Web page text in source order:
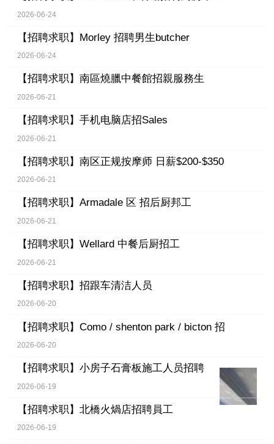
2026-06-24
【招聘求职】 Morley 招聘男生butcher
2026-06-24
【招聘求职】 南區燒臘中餐館招親服務生
2026-06-21
【招聘求职】 手机电脑店招Sales
2026-06-21
【招聘求职】 南区正规按摩师 日薪$200-$350
2026-06-21
【招聘求职】 Armadale 区 招后厨邦工
2026-06-21
【招聘求职】 Wellard 中餐后厨招工
2026-06-21
【招聘求职】 招跟车清洁人员
2026-06-20
【招聘求职】 Como / shenton park / bicton 招
2026-06-20
【招聘求职】 小房子石膏板施工人员招聘
2026-06-19
【招聘求职】 北橋火煱店招聘員工
2026-06-19